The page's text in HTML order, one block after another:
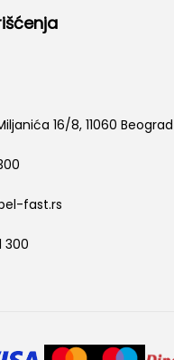
16/8, 11060 Beograd
fast.rs
300